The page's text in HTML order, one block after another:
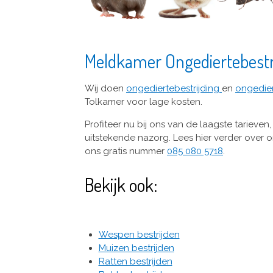
Meldkamer
Wij doen ongediertebestrijding en
Tolkamer voor lage kosten.
Profiteer nu bij ons van de laagste
uitstekende nazorg. Lees hier verder over
ons gratis nummer 085 080 5718.
Bekijk ook:
Wespen bestrijden
Muizen bestrijden
Ratten bestrijden